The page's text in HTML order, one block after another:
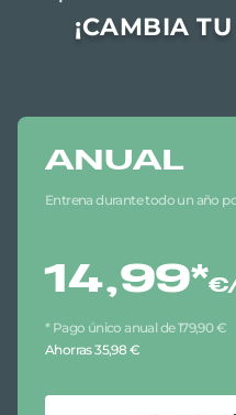
¡CAMBIA
ANUAL
Entrena durante todo un año
14,99*€/
* Pago único anual de 179,90 €
Ahorras 35,98 €